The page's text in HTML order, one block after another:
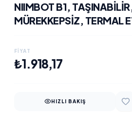
NIIMBOT B1,
MÜREKKEPSIZ, TERMAL
MAVISI
FIYAT
₺1.918,17
HIZLI BAKIŞ